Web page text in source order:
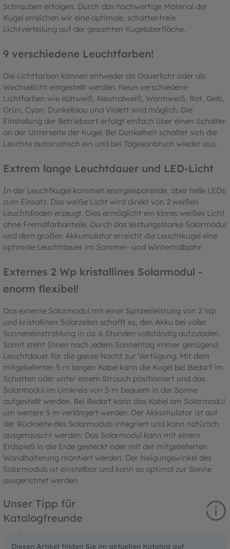
Schrauben erfolgen. Durch das hochwertige Material der
Kugel erreichen wir eine optimale, schattenfreie
Lichtverteilung auf der gesamten Kugeloberfläche.
9 verschiedene Leuchtfarben!
Die Lichtfarben können entweder als Dauerlicht oder als
Wechsellicht eingestellt werden. Neun verschiedene
Lichtfarben wie Kaltweiß, Neutralweiß, Warmweiß, Rot, Gelb,
Grün, Cyan, Dunkelblau und Violett sind möglich. Die
Einstellung der Betriebsart erfolgt einfach über einen Schalter
an der Unterseite der Kugel. Bei Dunkelheit schaltet sich die
Leuchte automatisch ein und bei Tagesanbruch wieder aus.
Extrem lange Leuchtdauer und LED-Licht
In der Leuchtkugel kommen energiesparende, aber helle LEDs
zum Einsatz. Das weiße Licht wird direkt von 2 weißen
Leuchtdioden erzeugt. Dies ermöglicht ein klares weißes Licht
ohne Fremdfarbanteile. Durch das leistungsstarke Solarmodul
und dem großen Akkumulator erreicht die Leuchtkugel eine
optimale Leuchtdauer im Sommer- und Winterhalbjahr.
Externes 2 Wp kristallines Solarmodul -
enorm flexibel!
Das externe Solarmodul mit einer Spitzenleistung von 2 Wp
und kristallinen Solarzellen schafft es, den Akku bei voller
Sonneneinstrahlung in ca. 6 Stunden vollständig aufzuladen.
Somit steht Ihnen nach jedem Sonnentag immer genügend
Leuchtdauer für die ganze Nacht zur Verfügung. Mit dem
mitgelieferten 5 m langen Kabel kann die Kugel bei Bedarf im
Schatten oder unter einem Strauch positioniert und das
Solarmodul im Umkreis von 5 m bequem in der Sonne
aufgestellt werden. Bei Bedarf kann das Kabel am Solarmodul
um weitere 5 m verlängert werden. Der Akkumulator ist auf
der Rückseite des Solarmoduls integriert und kann natürlich
ausgetauscht werden. Das Solarmodul kann mit einem
Erdspieß in die Erde gesteckt oder mit der mitgelieferten
Wandhalterung montiert werden. Der Neigungswinkel des
Solarmoduls ist einstellbar und kann so optimal zur Sonne
ausgerichtet werden.
Unser Tipp für
Katalogfreunde
Diesen Artikel finden Sie im aktuellen Katalog auf